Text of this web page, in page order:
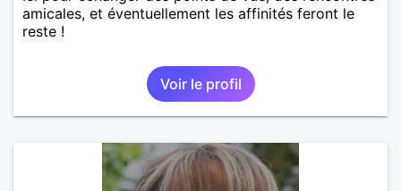
amicales, et éventuellement les affinités feront le
reste !
Voir le profil